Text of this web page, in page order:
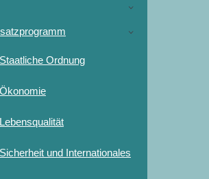
Staatliche Ordnung
Ökonomie
Lebensqualität
Sicherheit und Internationales